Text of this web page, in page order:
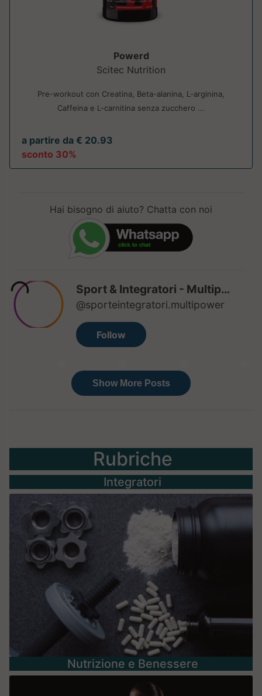
Powerd
Scitec Nutrition
Pre-workout con Creatina, Beta-alanina, L-arginina,
Caffeina e L-carnitina senza zucchero ...
a partire da € 20.93
sconto 30%
Hai bisogno di aiuto? Chatta con noi
Rubriche
Integratori
Nutrizione e Benessere